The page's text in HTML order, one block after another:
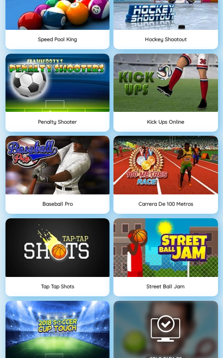
Speed Pool King Hockey Shootout
Penalty Shooter Kick Ups Online
Baseball Pro Carrera De 100 Metros
Tap Tap Shots Street Ball Jam